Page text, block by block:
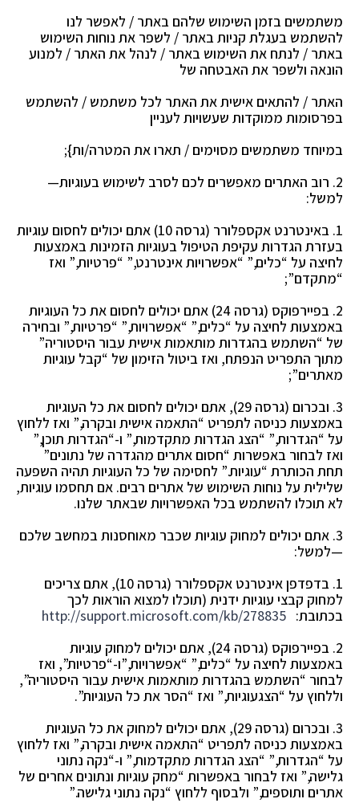
משתמשים בזמן השימוש שלהם באתר / לאפשר לנו
להשתמש בעגלת קניות באתר / לשפר את נוחות השימוש
באתר / לנתח את השימוש באתר / לנהל את האתר / למנוע
הונאה ולשפר את האבטחה של
האתר / להתאים אישית את האתר לכל משתמש / להשתמש
בפרסומות ממוקדות שעשויות לעניין
במיוחד משתמשים מסוימים / תארו את המטרה/ות};
2. רוב האתרים מאפשרים לכם לסרב לשימוש בעוגיות—
למשל:
1. באינטרנט אקספלורר (גרסה 10) אתם יכולים לחסום עוגיות
בעזרת הגדרות עקיפת הטיפול בעוגיות הזמינות באמצעות
לחיצה על “כלים,” “אפשרויות אינטרנט,” “פרטיות,” ואז
“מתקדם”;
2. בפיירפוקס (גרסה 24) אתם יכולים לחסום את כל העוגיות
באמצעות לחיצה על “כלים,” “אפשרויות,” “פרטיות,” ובחירה
של “השתמש בהגדרות מותאמות אישית עבור היסטוריה”
מתוך התפריט הנפתח, ואז ביטול הזימון של “קבל עוגיות
מאתרים”;
3. ובכרום (גרסה 29), אתם יכולים לחסום את כל העוגיות
באמצעות כניסה לתפריט “התאמה אישית ובקרה,” ואז ללחוץ
על “הגדרות,” “הצג הגדרות מתקדמות,” ו-“הגדרות תוכן,”
ואז לבחור באפשרות “חסום אתרים מהגדרה של נתונים”
תחת הכותרת “עוגיות.” לחסימה של כל העוגיות תהיה השפעה
שלילית על נוחות השימוש של אתרים רבים. אם תחסמו עוגיות,
לא תוכלו להשתמש בכל האפשרויות שבאתר שלנו.
3. אתם יכולים למחוק עוגיות שכבר מאוחסנות במחשב שלכם
—למשל:
1. בדפדפן אינטרנט אקספלורר (גרסה 10), אתם צריכים
למחוק קבצי עוגיות ידנית (תוכלו למצוא הוראות לכך
בכתובת: http://support.microsoft.com/kb/278835
2. בפיירפוקס (גרסה 24), אתם יכולים למחוק עוגיות
באמצעות לחיצה על “כלים,” “אפשרויות,”ו-“פרטיות”, ואז
לבחור “השתמש בהגדרות מותאמות אישית עבור היסטוריה”,
וללחוץ על “הצגעוגיות,” ואז “הסר את כל העוגיות”.
3. ובכרום (גרסה 29), אתם יכולים למחוק את כל העוגיות
באמצעות כניסה לתפריט “התאמה אישית ובקרה,” ואז ללחוץ
על “הגדרות,” “הצג הגדרות מתקדמות,” ו-“נקה נתוני
גלישה,” ואז לבחור באפשרות “מחק עוגיות ונתונים אחרים של
אתרים ותוספים,” ולבסוף ללחוץ “נקה נתוני גלישה.”